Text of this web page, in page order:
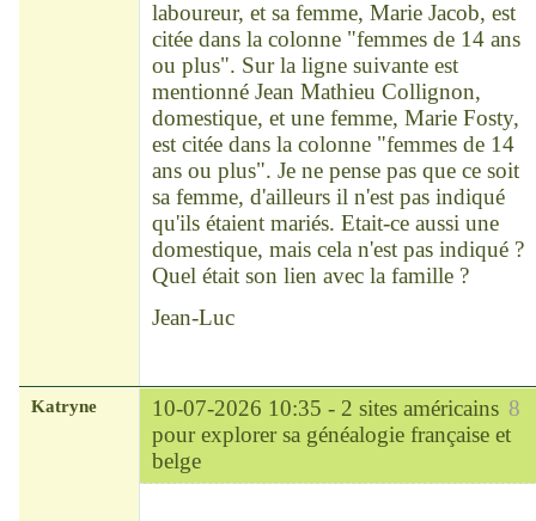
laboureur, et sa femme, Marie Jacob, est
citée dans la colonne "femmes de 14 ans
ou plus". Sur la ligne suivante est
mentionné Jean Mathieu Collignon,
domestique, et une femme, Marie Fosty,
est citée dans la colonne "femmes de 14
ans ou plus". Je ne pense pas que ce soit
sa femme, d'ailleurs il n'est pas indiqué
qu'ils étaient mariés. Etait-ce aussi une
domestique, mais cela n'est pas indiqué ?
Quel était son lien avec la famille ?
Jean-Luc
8
Katryne 10-07-2026 10:35 - 2 sites américains
pour explorer sa généalogie française et
belge